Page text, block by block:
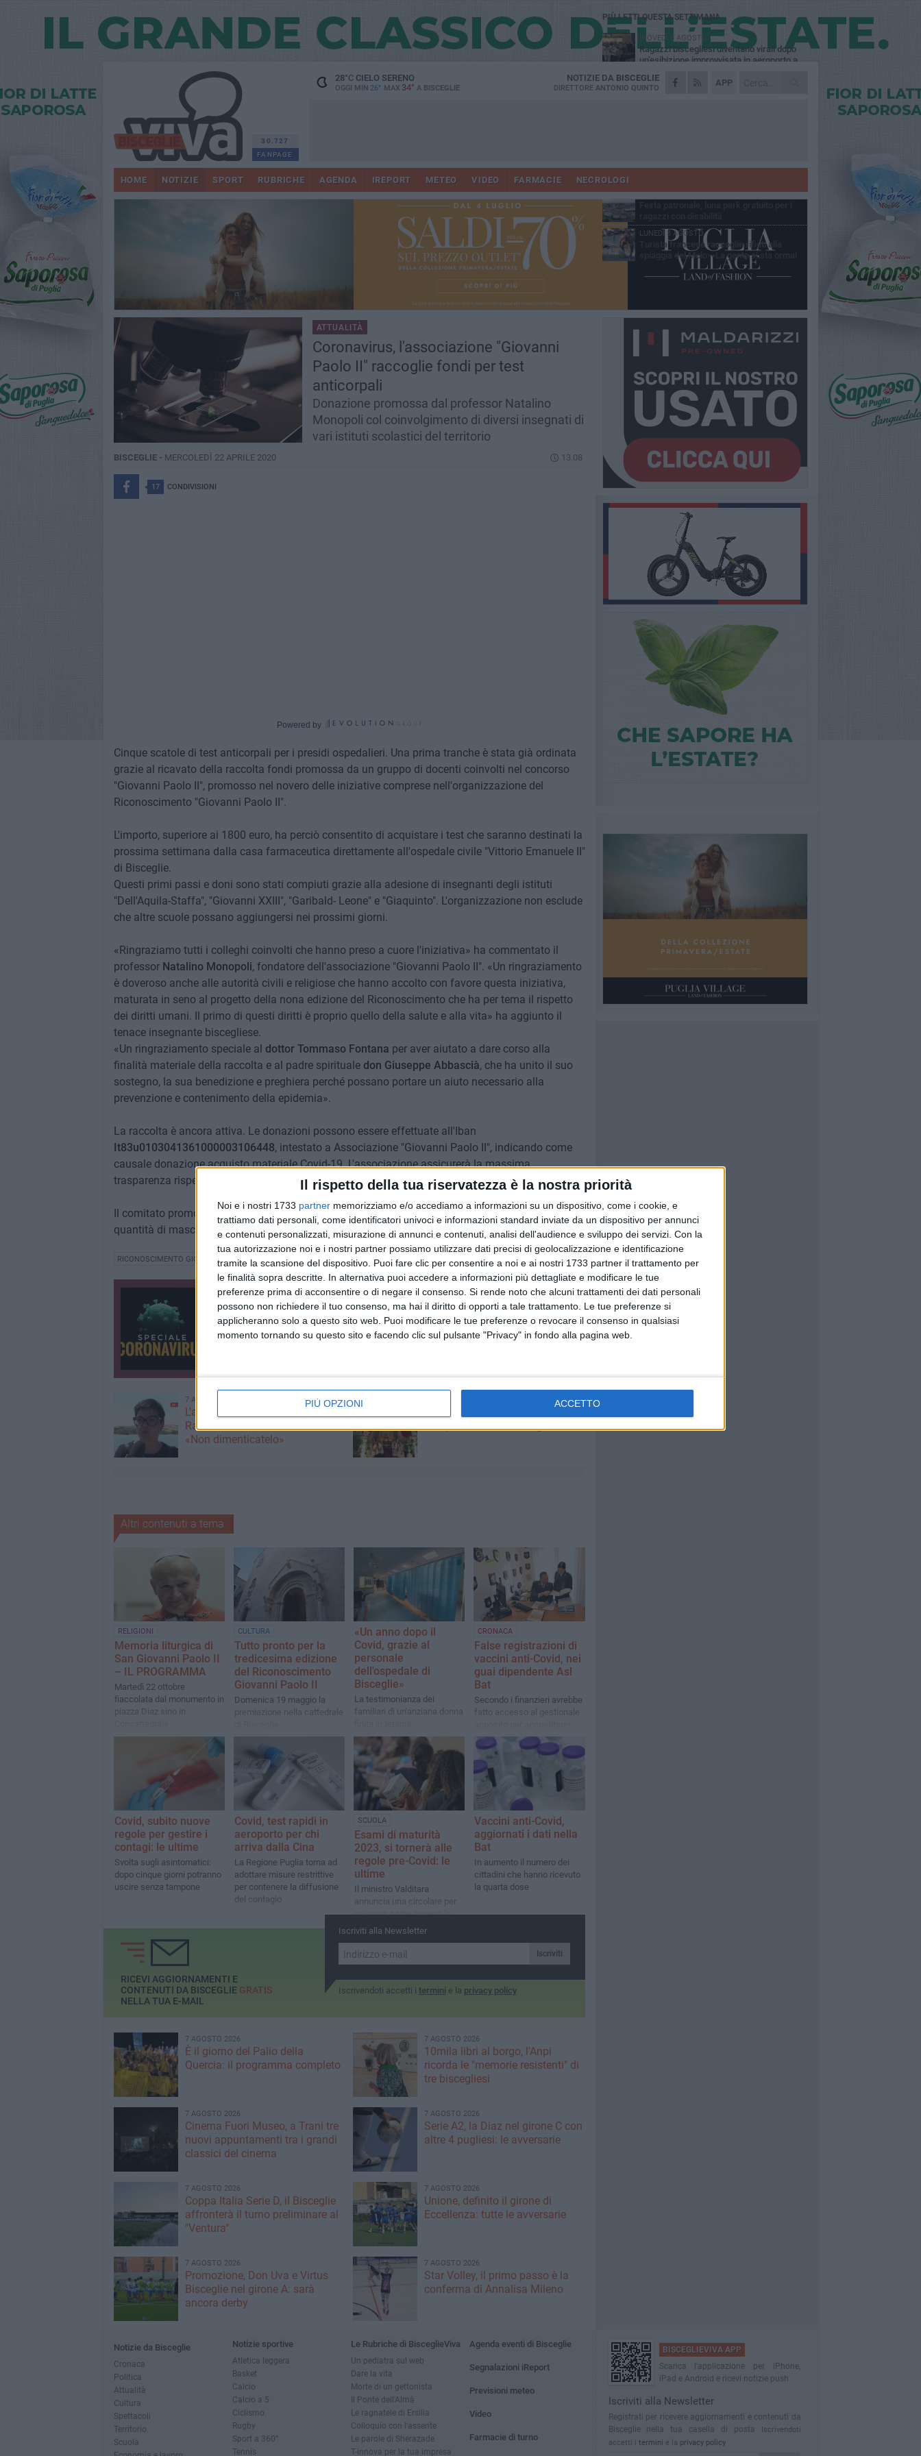
Il rispetto della tua riservatezza è la nostra priorità
Noi e i nostri 1733 partner memorizziamo e/o accediamo a informazioni su un dispositivo, come i cookie, e
trattiamo dati personali, come identificatori univoci e informazioni standard inviate da un dispositivo per annunci
e contenuti personalizzati, misurazione di annunci e contenuti, analisi dell'audience e sviluppo dei servizi. Con la
tua autorizzazione noi e i nostri partner possiamo utilizzare dati precisi di geolocalizzazione e identificazione
tramite la scansione del dispositivo. Puoi fare clic per consentire a noi e ai nostri 1733 partner il trattamento per
le finalità sopra descritte. In alternativa puoi accedere a informazioni più dettagliate e modificare le tue
preferenze prima di acconsentire o di negare il consenso. Si rende noto che alcuni trattamenti dei dati personali
possono non richiedere il tuo consenso, ma hai il diritto di opporti a tale trattamento. Le tue preferenze si
applicheranno solo a questo sito web. Puoi modificare le tue preferenze o revocare il consenso in qualsiasi
momento tornando su questo sito e facendo clic sul pulsante "Privacy" in fondo alla pagina web.
PIÙ OPZIONI ACCETTO
30.727
FANPAGE
28°CCIELO SERENO
OGGI MIN 26° MAX 34° A BISCEGLIE
APP
NOTIZIE DA BISCEGLIE
DIRETTORE ANTONIO QUINTO
HOME NOTIZIE SPORT RUBRICHE AGENDA IREPORT METEO VIDEO FARMACIE NECROLOGI
ATTUALITÀ
Coronavirus, l'associazione "Giovanni
Paolo II" raccoglie fondi per test
anticorpali
Donazione promossa dal professor Natalino
Monopoli col coinvolgimento di diversi insegnati di
vari istituti scolastici del territorio
BISCEGLIE - MERCOLEDÌ 22 APRILE 2020 13.08
17 CONDIVISIONI
Powered by
Cinque scatole di test anticorpali per i presidi ospedalieri. Una prima tranche è stata già ordinata
grazie al ricavato della raccolta fondi promossa da un gruppo di docenti coinvolti nel concorso
"Giovanni Paolo II", promosso nel novero delle iniziative comprese nell'organizzazione del
Riconoscimento "Giovanni Paolo II".
L'importo, superiore ai 1800 euro, ha perciò consentito di acquistare i test che saranno destinati la
prossima settimana dalla casa farmaceutica direttamente all'ospedale civile "Vittorio Emanuele II"
di Bisceglie.
Questi primi passi e doni sono stati compiuti grazie alla adesione di insegnanti degli istituti
"Dell'Aquila-Staffa", "Giovanni XXIII", "Garibald- Leone" e "Giaquinto". L'organizzazione non esclude
che altre scuole possano aggiungersi nei prossimi giorni.
«Ringraziamo tutti i colleghi coinvolti che hanno preso a cuore l'iniziativa» ha commentato il
professor Natalino Monopoli, fondatore dell'associazione "Giovanni Paolo II". «Un ringraziamento
è doveroso anche alle autorità civili e religiose che hanno accolto con favore questa iniziativa,
maturata in seno al progetto della nona edizione del Riconoscimento che ha per tema il rispetto
dei diritti umani. Il primo di questi diritti è proprio quello della salute e alla vita» ha aggiunto il
tenace insegnante biscegliese.
«Un ringraziamento speciale al dottor Tommaso Fontana per aver aiutato a dare corso alla
finalità materiale della raccolta e al padre spirituale don Giuseppe Abbascià, che ha unito il suo
sostegno, la sua benedizione e preghiera perché possano portare un aiuto necessario alla
prevenzione e contenimento della epidemia».
La raccolta è ancora attiva. Le donazioni possono essere effettuate all'Iban
It83u0103041361000003106448, intestato a Associazione "Giovanni Paolo II", indicando come
causale donazione acquisto materiale Covid-19. L'associazione assicurerà la massima
trasparenza rispetto ai contributi, agli acquisti e alla consegna del materiale.
Il comitato promotore del Centenario dalla nascita di Papa Wojtyla sta realizzando una piccola
quantità di mascherine in stoffa per donarle a chi ne ha bisogno.
RICONOSCIMENTO GIOVANNI PAOLO II NATALINO MONOPOLI ASSOCIAZIONE GIOVANNI PAOLO II COVID
Speciale Coronavirus
Tutti gli aggiornamenti
2701 CONTENUTI
7 AGOSTO 2026
L'appello della moglie di Mino
Racanati alla ministra Roccella:
«Non dimenticatelo»
completo di venerdì 7 agosto
Altri contenuti a tema
RELIGIONI
Memoria liturgica di
San Giovanni Paolo II
– IL PROGRAMMA
Martedì 22 ottobre
fiaccolata dal monumento in
piazza Diaz sino in
CULTURA
Tutto pronto per la
tredicesima edizione
del Riconoscimento
Giovanni Paolo II
Domenica 19 maggio la
premiazione nella cattedrale
«Un anno dopo il
Covid, grazie al
personale
dell'ospedale di
Bisceglie»
La testimonianza dei
familiari di un'anziana donna
semintensiva: «La buona
sanità è con noi»
CRONACA
False registrazioni di
vaccini anti-Covid, nei
guai dipendente Asl
Bat
Secondo i finanzieri avrebbe
fatto accesso al gestionale
due vaccinazioni mai
effettuate e ottenere il
Green pass
Covid, subito nuove
regole per gestire i
contagi: le ultime
Svolta sugli asintomatici:
dopo cinque giorni potranno
uscire senza tampone
Covid, test rapidi in
aeroporto per chi
arriva dalla Cina
La Regione Puglia torna ad
adottare misure restrittive
per contenere la diffusione
del contagio
SCUOLA
Esami di maturità
2023, si tornerà alle
regole pre-Covid: le
ultime
Il ministro Valditara
annuncia una circolare per
spiegare come avverrà la
prova orale
Vaccini anti-Covid,
aggiornati i dati nella
Bat
In aumento il numero dei
cittadini che hanno ricevuto
la quarta dose
Iscriviti alla Newsletter
Iscriviti
Iscrivendoti accetti i termini e la privacy policy
RICEVI AGGIORNAMENTI E
CONTENUTI DA BISCEGLIE GRATIS
NELLA TUA E-MAIL
7 AGOSTO 2026
È il giorno del Palio della
Quercia: il programma completo
7 AGOSTO 2026
10mila libri al borgo, l'Anpi
ricorda le "memorie resistenti" di
tre biscegliesi
7 AGOSTO 2026
Cinema Fuori Museo, a Trani tre
nuovi appuntamenti tra i grandi
classici del cinema
7 AGOSTO 2026
Serie A2, la Diaz nel girone C con
altre 4 pugliesi: le avversarie
7 AGOSTO 2026
Coppa Italia Serie D, il Bisceglie
affronterà il turno preliminare al
"Ventura"
7 AGOSTO 2026
Unione, definito il girone di
Eccellenza: tutte le avversarie
7 AGOSTO 2026
Promozione, Don Uva e Virtus
Bisceglie nel girone A: sarà
ancora derby
7 AGOSTO 2026
Star Volley, il primo passo è la
conferma di Annalisa Mileno
PIÙ LETTI QUESTA SETTIMANA
GIOVEDÌ 6 AGOSTO
Ragazzi biscegliesi diventano virali dopo
un'esibizione improvvisata in aeroporto a
MARTEDÌ 4 AGOSTO
Emergenza caldo, il Comune di Bisceglie
Due auto incendiate nella notte in via Dieta
MERCOLEDÌ 5 AGOSTO
LUNEDÌ 3 AGOSTO
Turista francese raccoglie rifiuti alla
spiaggia del Molo: «La gente si sta ormai
Notizie da Bisceglie
Cronaca
Politica
Attualità
Cultura
Spettacoli
Territorio
Scuola
Notizie sportive
Atletica leggera
Basket
Calcio
Calcio a 5
Ciclismo
Rugby
Sport a 360°
Tennis
Le Rubriche di BisceglieViva
Un pediatra sul web
Dare la vita
Morte di un gettonista
Il Ponte dell'Almà
Le ragnatele di Ersilia
Colloquio con l'assente
Le parole di Sherazade
T-innova per la tua impresa
Agenda eventi di Bisceglie
Segnalazioni iReport
Previsioni meteo
Video
Farmacie di turno
BISCEGLIEVIVA APP
Scarica l'applicazione per iPhone,
iPad e Android e ricevi notizie push
Iscriviti alla Newsletter
Registrati per ricevere aggiornamenti e contenuti da
Bisceglie nella tua casella di posta
Iscrivendoti
accetti i termini e la privacy policy